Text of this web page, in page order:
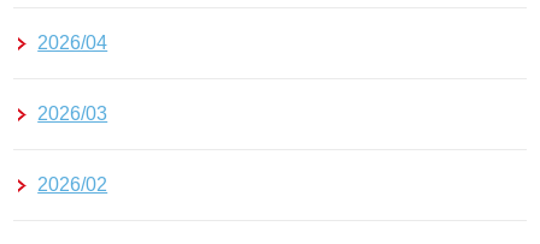
2026/04
2026/03
2026/02